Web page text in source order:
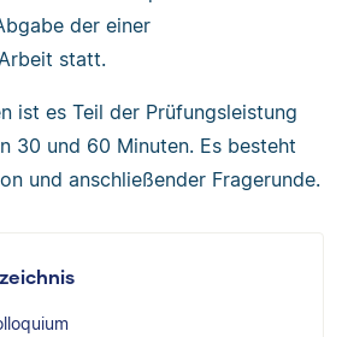
der einer
statt.
ist es Teil der Prüfungsleistung
30 und 60 Minuten. Es besteht
und anschließender Fragerunde.